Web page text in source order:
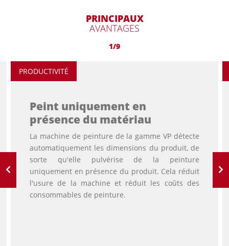
PRINCIPAUX
AVANTAGES
1/9
PRODUCTIVITÉ
Peint uniquement en
présence du matériau
La machine de peinture de la gamme VP détecte
automatiquement les dimensions du produit, de
sorte qu'elle pulvérise de la peinture
uniquement en présence du produit. Cela réduit
l'usure de la machine et réduit les coûts des
consommables de peinture.